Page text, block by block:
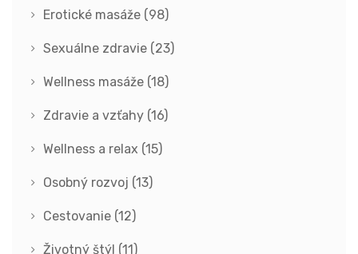
Erotické masáže (98)
Sexuálne zdravie (23)
Wellness masáže (18)
Zdravie a vzťahy (16)
Wellness a relax (15)
Osobný rozvoj (13)
Cestovanie (12)
Životný štýl (11)